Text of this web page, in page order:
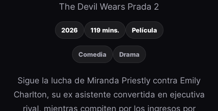
The Devil Wears Prada 2
2026 119 mins. Película
Comedia Drama
Sigue la lucha de Miranda Priestly contra Emily
Charlton, su ex asistente convertida en ejecutiva
rival, mientras compiten por los ingresos por